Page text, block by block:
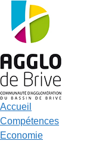
Accueil
Compétences
Economie